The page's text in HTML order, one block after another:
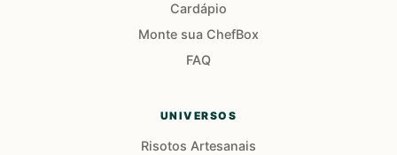
Cardápio
Monte sua ChefBox
FAQ
UNIVERSOS
Risotos Artesanais